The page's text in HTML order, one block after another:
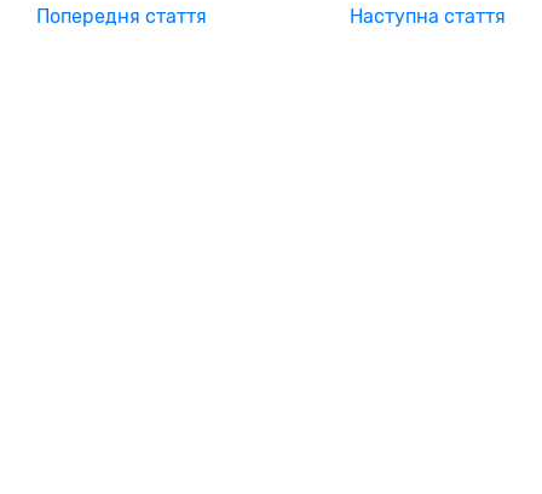
Попередня стаття Наступна стаття